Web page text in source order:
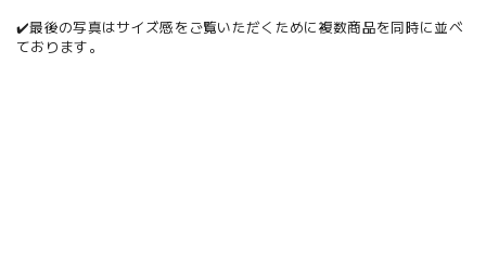
✔️最後の写真はサイズ感をご覧いただくために複数商品を同時に並べ
ております。